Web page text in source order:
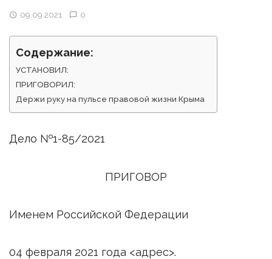
09.09.2021 0
Содержание:
УСТАНОВИЛ:
ПРИГОВОРИЛ:
Держи руку на пульсе правовой жизни Крыма
Дело №1-85/2021
ПРИГОВОР
Именем Российской Федерации
04 февраля 2021 года <адрес>.